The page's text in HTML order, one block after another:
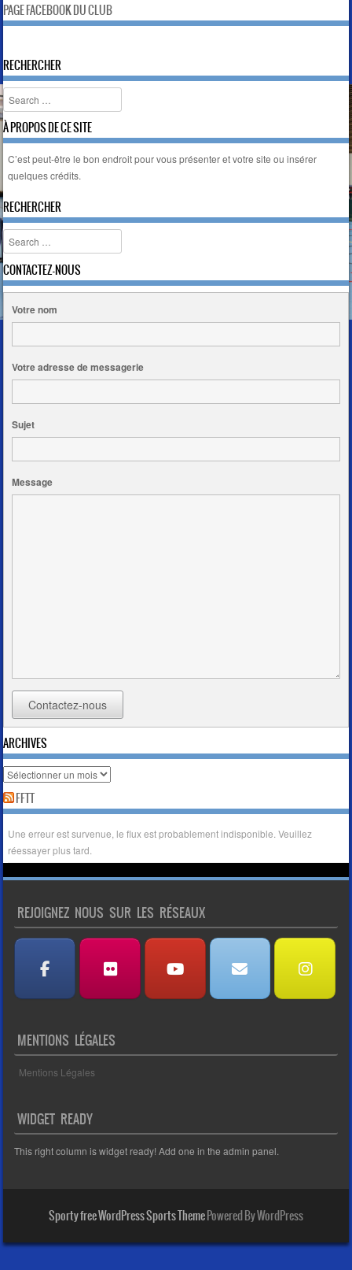
n
y
PAGE FACEBOOK DU CLUB
RECHERCHER
Search
À PROPOS DE CE SITE
C’est peut-être le bon endroit pour vous présenter et votre site ou insérer
quelques crédits.
RECHERCHER
Search
CONTACTEZ-NOUS
Votre nom
Votre adresse de messagerie
Sujet
Message
Contactez-nous
ARCHIVES
Archives
FFTT
Une erreur est survenue, le flux est probablement indisponible. Veuillez
réessayer plus tard.
REJOIGNEZ NOUS SUR LES RÉSEAUX
MENTIONS LÉGALES
Mentions Légales
WIDGET READY
This right column is widget ready! Add one in the admin panel.
Sporty free WordPress Sports ThemePowered By WordPress